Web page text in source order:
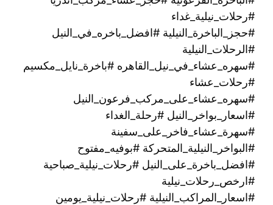
#رحلات_نيلية_غداء
#حجز_الباخرة_النيلية #افضل_باخره_في_النيل
#الرحلات_النيلية
#سهره_عشاء_في_نيل_القاهره‏ #باخرة_نايل_مكسيم
#رحلات_عشاء
#سهره_عشاء_على_مركب_فرعون_النيل
#اسعار_بواخر_النيل #رحلة_الغداء
#سهرة_عشاء_فاخر_على_سفينة
#البواخر_النيلية_المتحركة #بوفيه_مفتوح
#افضل_باخرة_على_النيل #رحلات_نيلية_صباحية
#ارخص_رحلات_نيلية
#اسعار_المراكب_النيلية #رحلات_نيلية_يومين